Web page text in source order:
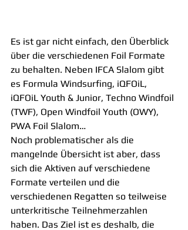
Es ist gar nicht einfach, den Überblick
über die verschiedenen Foil Formate
zu behalten. Neben IFCA Slalom gibt
es Formula Windsurfing, iQFOiL,
iQFOiL Youth & Junior, Techno Windfoil
(TWF), Open Windfoil Youth (OWY),
PWA Foil Slalom…
Noch problematischer als die
mangelnde Übersicht ist aber, dass
sich die Aktiven auf verschiedene
Formate verteilen und die
verschiedenen Regatten so teilweise
unterkritische Teilnehmerzahlen
haben. Das Ziel ist es deshalb, die